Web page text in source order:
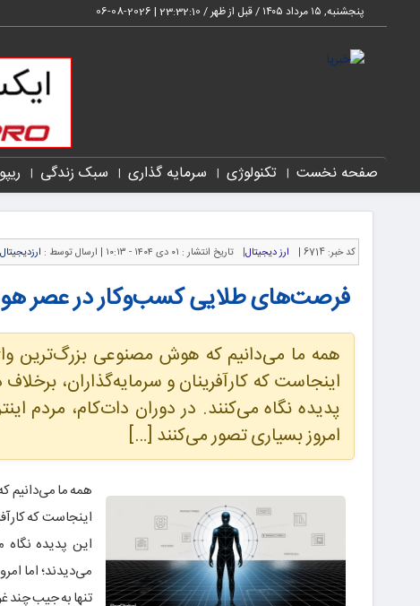
پنجشنبه, ۱۵ مرداد ۱۴۰۵ / قبل از ظهر / 23:32:11
|
2026-08-06
صفحه نخست تکنولوژی سرمایه گذاری سبک زندگی
کد خبر: 6714 | ارز دیجیتال| تاریخ انتشار : ۰۱ دی ۱۴۰۴ - ۱۰:۱۳ | ارسال توسط : ارزدیجیتال
فرصت‌های طلایی کسب‌وکار در عصر
همه ما می‌دانیم که هوش مصنوعی بزرگ‌ترین
اینجاست که کارآفرینان و سرمایه‌گذاران،
پدیده نگاه می‌کنند. در دوران دات‌کام، مردم
امروز بسیاری تصور می‌کنند […]
همه ما می‌دانیم
اینجاست که
این پدیده
می‌دیدند؛ اما
تنها به جیب چند